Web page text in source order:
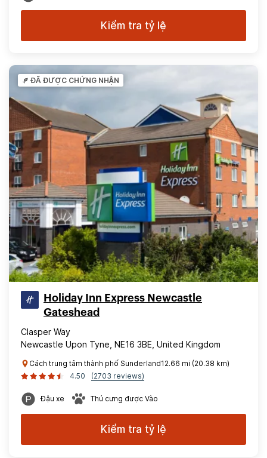
Kiểm tra tỷ lệ
ĐÃ ĐƯỢC CHỨNG NHẬN
Holiday Inn Express Newcastle
Gateshead
Clasper Way
Newcastle Upon Tyne, NE16 3BE, United Kingdom
Cách trung tâm thành phố Sunderland12.66 mi (20.38 km)
4.50
(2703 reviews)
Đậu xe Thú cưng được Vào
Kiểm tra tỷ lệ